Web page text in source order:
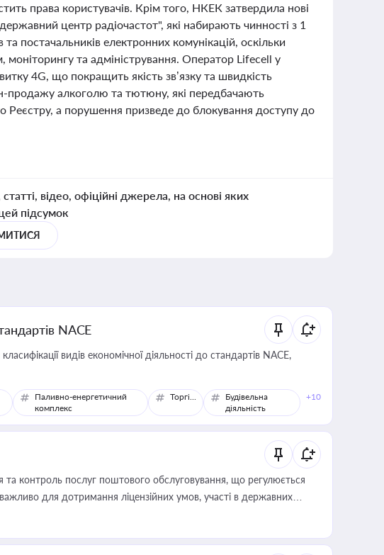
права користувачів. Крім того, НКЕК затвердила нові
центр радіочастот", які набирають чинності з 1
постачальників електронних комунікацій, оскільки
моніторингу та адміністрування. Оператор Lifecell у
4G, що покращить якість зв’язку та швидкість
продажу алкоголю та тютюну, які передбачають
Реєстру, а порушення призведе до блокування доступу до
відео, офіційні джерела, на основі яких
підсумок
NACE
видів економічної діяльності до стандартів NACE,
Паливно-енергетичний
комплекс
Торгівля
Будівельна
діяльність
+10
контроль послуг поштового обслуговування, що регулюється
для дотримання ліцензійних умов, участі в державних